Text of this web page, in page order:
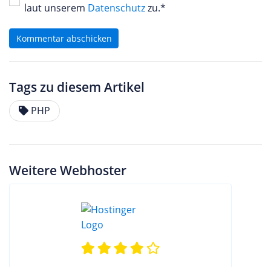
laut unserem Datenschutzzu.*
Kommentar abschicken
Tags zu diesem Artikel
PHP
Weitere Webhoster